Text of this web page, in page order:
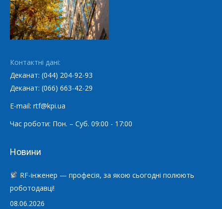
Контактні дані:
Деканат: (044) 204-92-93
Деканат: (066) 663-42-29
E-mail: rtf@kpi.ua
Час роботи: Пон. – Суб. 09:00 - 17:00
Новини
RF-інженер — професія, за якою сьогодні полюють
роботодавці!
08.06.2026